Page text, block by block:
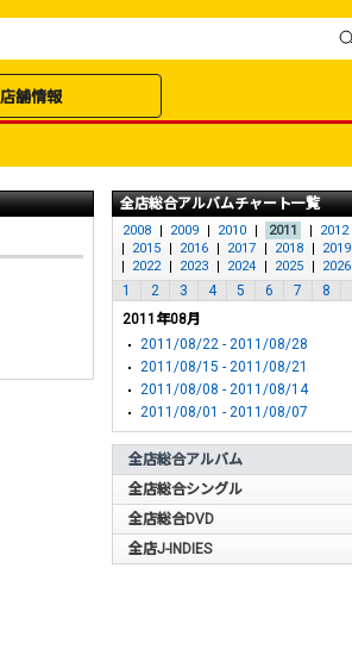
店舗情報
全店総合アルバムチャート一覧
2008 2009 2010 2011 2012
2015
2016 2017 2018 2019
2022
2023 2024 2025 2026
1 2 3 4 5 6 7 8
2011年08月
2011/08/22 - 2011/08/28
2011/08/15 - 2011/08/21
2011/08/08 - 2011/08/14
2011/08/01 - 2011/08/07
全店総合アルバム
全店総合シングル
全店総合DVD
全店J-INDIES